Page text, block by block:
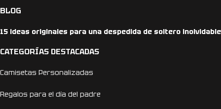
BLOG
15 ideas originales para una despedida de soltero inolvidable
CATEGORÍAS DESTACADAS
Camisetas Personalizadas
Regalos para el día del padre